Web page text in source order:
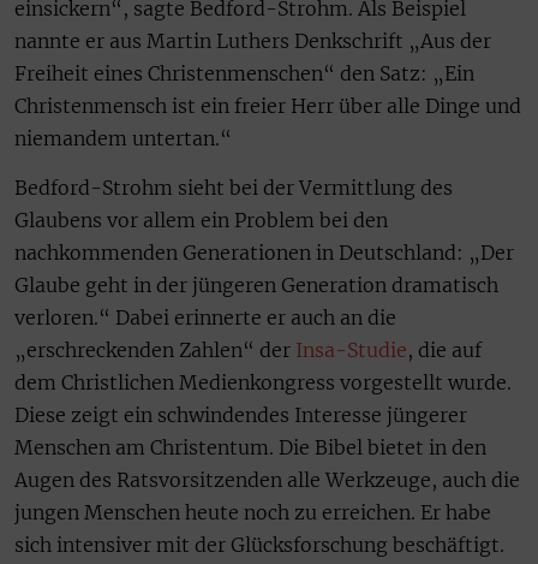
einsickern“, sagte Bedford-Strohm. Als Beispiel
nannte er aus Martin Luthers Denkschrift „Aus der
Freiheit eines Christenmenschen“ den Satz: „Ein
Christenmensch ist ein freier Herr über alle Dinge und
niemandem untertan.“
Bedford-Strohm sieht bei der Vermittlung des
Glaubens vor allem ein Problem bei den
nachkommenden Generationen in Deutschland: „Der
Glaube geht in der jüngeren Generation dramatisch
verloren.“ Dabei erinnerte er auch an die
„erschreckenden Zahlen“ der Insa-Studie, die auf
dem Christlichen Medienkongress vorgestellt wurde.
Diese zeigt ein schwindendes Interesse jüngerer
Menschen am Christentum. Die Bibel bietet in den
Augen des Ratsvorsitzenden alle Werkzeuge, auch die
jungen Menschen heute noch zu erreichen. Er habe
sich intensiver mit der Glücksforschung beschäftigt.